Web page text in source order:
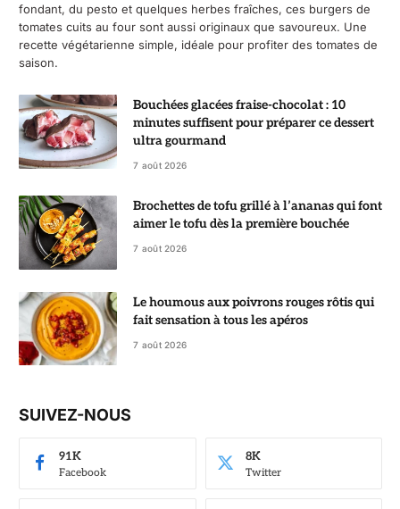
fondant, du pesto et quelques herbes fraîches, ces burgers de
tomates cuits au four sont aussi originaux que savoureux. Une
recette végétarienne simple, idéale pour profiter des tomates de
saison.
Bouchées glacées fraise-chocolat : 10
minutes suffisent pour préparer ce dessert
ultra gourmand
7 août 2026
Brochettes de tofu grillé à l’ananas qui font
aimer le tofu dès la première bouchée
7 août 2026
Le houmous aux poivrons rouges rôtis qui
fait sensation à tous les apéros
7 août 2026
SUIVEZ-NOUS
Facebook
91K
Twitter
8K